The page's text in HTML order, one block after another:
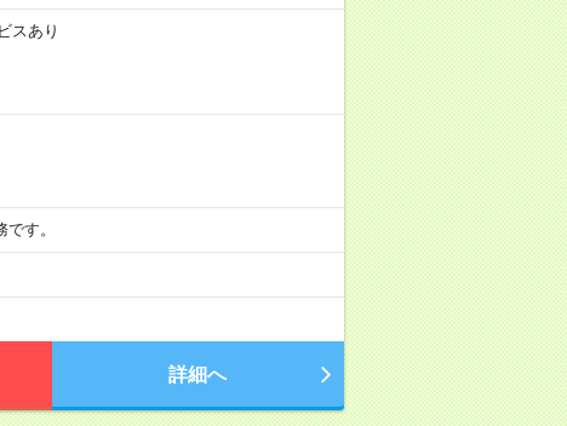
スあり
す。
詳細へ